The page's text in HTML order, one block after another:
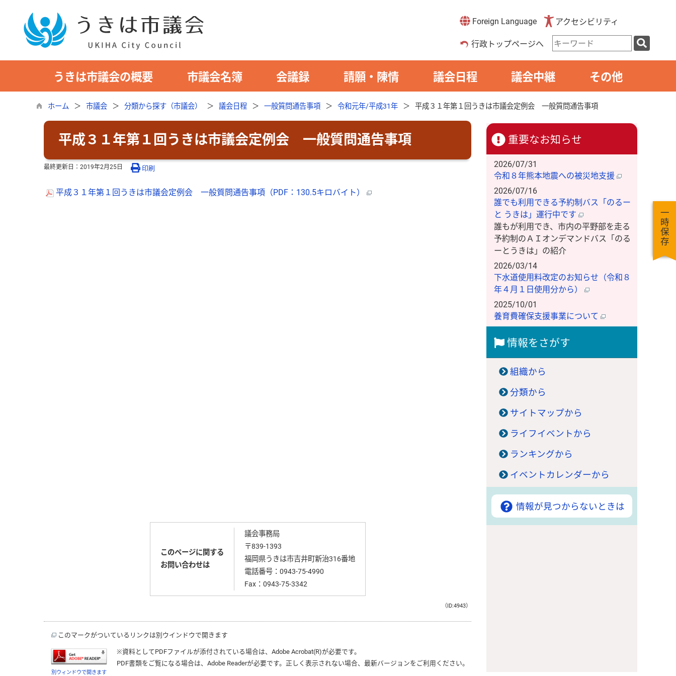
Foreign Language アクセシビリティ
行政トップページへ
検
索
キ
ー
ワ
ー
ド
うきは市議会の概要 市議会名簿 会議録 請願・陳情 議会日程 議会中継 その他
ホーム 市議会 分類から探す（市議会） 議会日程 一般質問通告事項 令和元年/平成31年 平成３１年第１回うきは市議会定例会 一般質問通告事項
平成３１年第１回うきは市議会定例会 一般質問通告事項
最終更新日： 2019年2月25日 印刷
平成３１年第１回うきは市議会定例会 一般質問通告事項（PDF：130.5キロバイト）
このページに関する
お問い合わせは
議会事務局
〒839-1393
福岡県うきは市吉井町新治316番地
電話番号： 0943-75-4990
Fax：0943-75-3342
（ID:4943）
このマークがついているリンクは別ウインドウで開きます
別ウィンドウで開きます
※資料としてPDFファイルが添付されている場合は、 Adobe Acrobat(R)が必要です。
PDF書類をご覧になる場合は、 Adobe Readerが必要です。正しく表示されない場合、最新バージョンをご利用ください。
重要なお知らせ
2026/07/31
令和８年熊本地震への被災地支援
2026/07/16
誰でも利用できる予約制バス「のるー
と うきは」運行中です
誰もが利用でき、市内の平野部を走る
予約制のＡＩオンデマンドバス「のる
ーとうきは」の紹介
2026/03/14
下水道使用料改定のお知らせ（令和８
年４月１日使用分から）
2025/10/01
養育費確保支援事業について
情報をさがす
組織から
分類から
サイトマップから
ライフイベントから
ランキングから
イベントカレンダーから
情報が見つからないときは
一時保存